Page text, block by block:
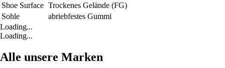
Shoe Surface Trockenes Gelände (FG)
Sohle
abriebfestes Gummi
Loading...
Loading...
Alle unsere Marken